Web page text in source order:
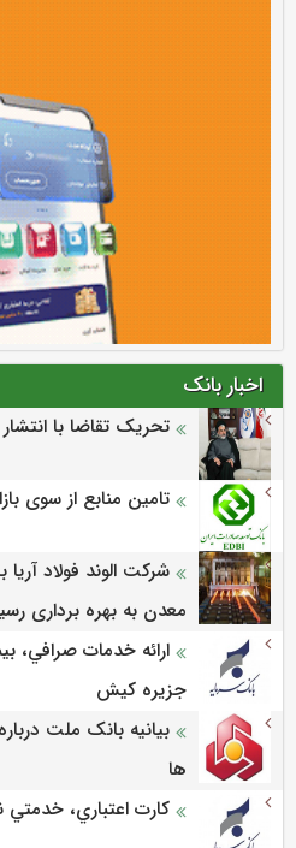
اخبار بانک
تحریک تقاضا با
تامین منابع از سوی
شرکت الوند فولاد
معدن به بهره برداری
ارائه خدمات صرافي،
جزيره كيش
بیانیه بانک ملت
ها
كارت اعتباري، خدمتي